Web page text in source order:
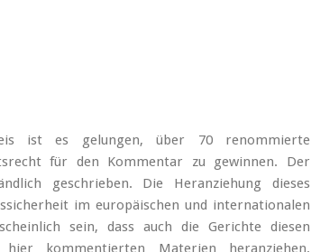
ist es gelungen, über 70 renommierte
für den Kommentar zu gewinnen. Der
geschrieben. Die Heranziehung dieses
im europäischen und internationalen
sein, dass auch die Gerichte diesen
kommentierten Materien heranziehen.